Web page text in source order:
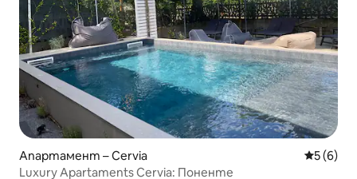
Апартамент – Cervia Средна
5 (6)
Luxury Apartaments Cervia: Поненте